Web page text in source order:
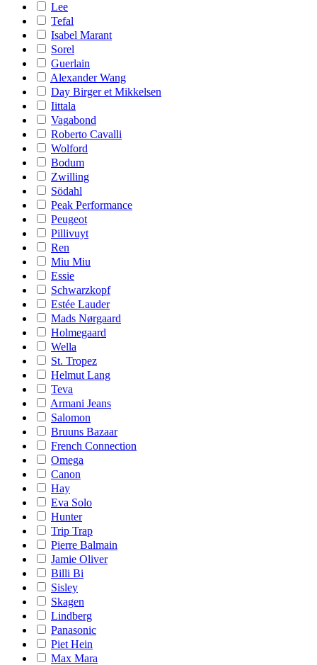
Lee
Tefal
Isabel Marant
Sorel
Guerlain
Alexander Wang
Day Birger et Mikkelsen
Iittala
Vagabond
Roberto Cavalli
Wolford
Bodum
Zwilling
Södahl
Peak Performance
Peugeot
Pillivuyt
Ren
Miu Miu
Essie
Schwarzkopf
Estée Lauder
Mads Nørgaard
Holmegaard
Wella
St. Tropez
Helmut Lang
Teva
Armani Jeans
Salomon
Bruuns Bazaar
French Connection
Omega
Canon
Hay
Eva Solo
Hunter
Trip Trap
Pierre Balmain
Jamie Oliver
Billi Bi
Sisley
Skagen
Lindberg
Panasonic
Piet Hein
Max Mara